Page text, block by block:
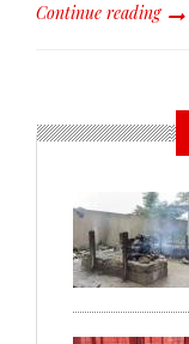
Continue reading